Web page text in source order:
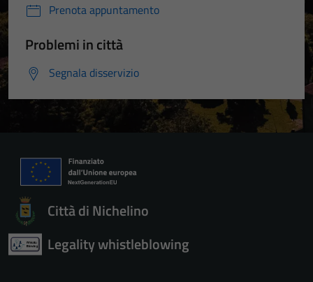
Prenota appuntamento
Problemi in città
Segnala disservizio
Città di Nichelino
Legality whistleblowing